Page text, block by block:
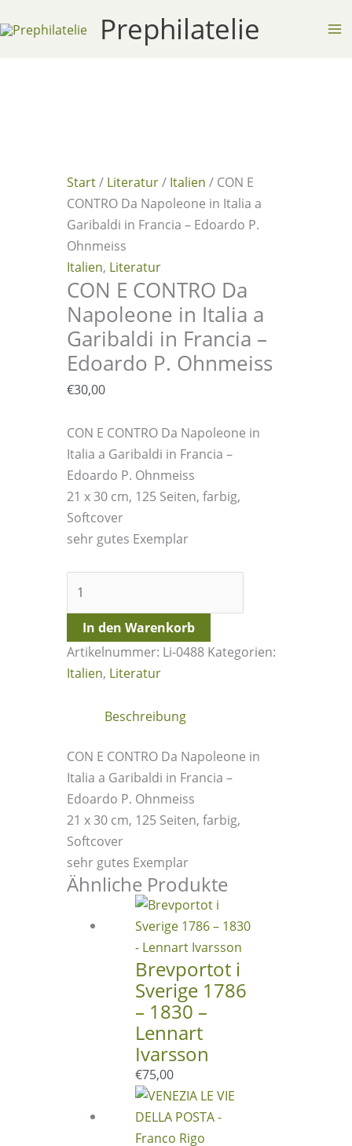
Inhalt
Prephilatelie
Start/ Literatur/ Italien / CON E
CONTRO Da Napoleone in Italia a
Garibaldi in Francia – Edoardo P.
Ohnmeiss
Italien, Literatur
CON E CONTRO Da
Napoleone in Italia a
Garibaldi in Francia –
Edoardo P. Ohnmeiss
€30,00
CON E CONTRO Da Napoleone in
Italia a Garibaldi in Francia –
Edoardo P. Ohnmeiss
21 x 30 cm, 125 Seiten, farbig,
Softcover
sehr gutes Exemplar
CONTRO
Da
Napoleone
Garibaldi
in
Francia
-
Edoardo
P.
Ohnmeiss
In den Warenkorb
Artikelnummer: Li-0488 Kategorien:
Italien, Literatur
Beschreibung
CON E CONTRO Da Napoleone in
Italia a Garibaldi in Francia –
Edoardo P. Ohnmeiss
21 x 30 cm, 125 Seiten, farbig,
Softcover
sehr gutes Exemplar
Ähnliche Produkte
Brevportot i
Sverige 1786
– 1830 –
Lennart
Ivarsson
€75,00